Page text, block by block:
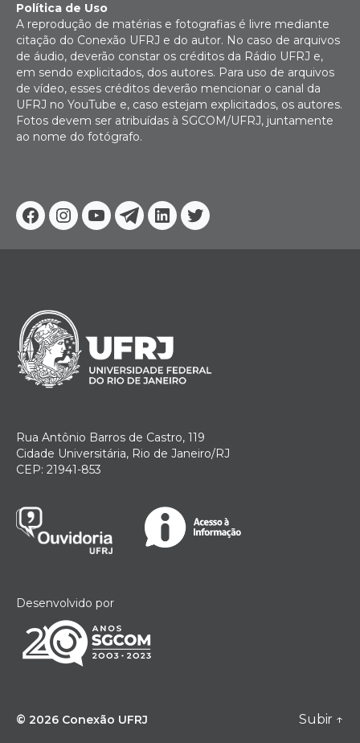
Facebook
Instagram
YoutubeTelegram
Linkedin
Twitter
Política de Uso
A reprodução de matérias e fotografias é livre mediante
citação do Conexão UFRJ e do autor. No caso de arquivos
de áudio, deverão constar os créditos da Rádio UFRJ e,
em sendo explicitados, dos autores. Para uso de arquivos
de vídeo, esses créditos deverão mencionar o canal da
UFRJ no YouTube e, caso estejam explicitados, os autores.
Fotos devem ser atribuídas à SGCOM/UFRJ, juntamente
ao nome do fotógrafo.
Rua Antônio Barros de Castro, 119
Cidade Universitária, Rio de Janeiro/RJ
CEP: 21941-853
Desenvolvido por
© 2026 Conexão UFRJ Subir ↑